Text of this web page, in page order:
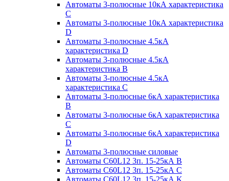
Автоматы 3-полюсные 10кА характеристика
C
Автоматы 3-полюсные 10кА характеристика
D
Автоматы 3-полюсные 4.5кА
характеристика D
Автоматы 3-полюсные 4.5кА
характеристика В
Автоматы 3-полюсные 4.5кА
характеристика С
Автоматы 3-полюсные 6кА характеристика
B
Автоматы 3-полюсные 6кА характеристика
C
Автоматы 3-полюсные 6кА характеристика
D
Автоматы 3-полюсные силовые
Автоматы C60L12 3п. 15-25кА B
Автоматы C60L12 3п. 15-25кА C
Автоматы C60L12 3п. 15-25кА K